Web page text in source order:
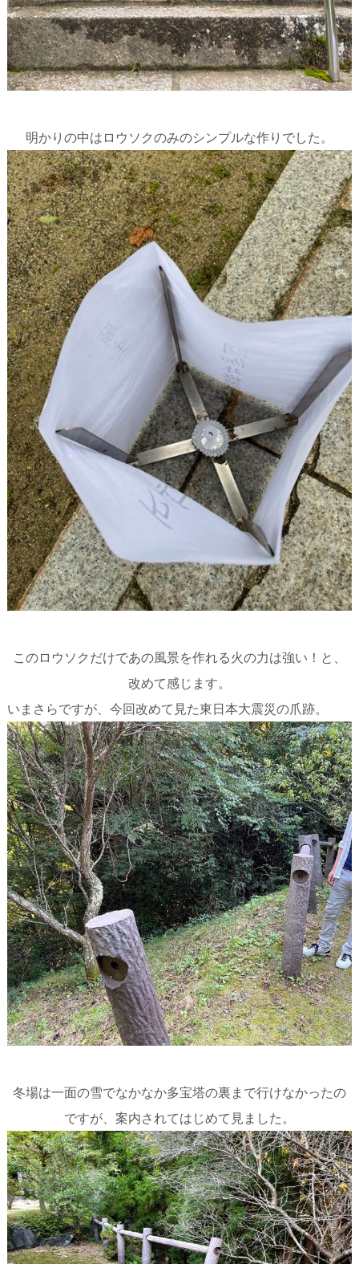
明かりの中はロウソクのみのシンプルな作りでした。
このロウソクだけであの風景を作れる火の力は強い！と、
改めて感じます。
いまさらですが、今回改めて見た東日本大震災の爪跡。
冬場は一面の雪でなかなか多宝塔の裏まで行けなかったの
ですが、案内されてはじめて見ました。